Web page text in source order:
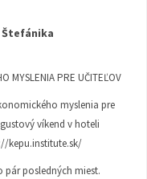
MYSLENIA PRE UČITEĽOV
myslenia pre
víkend v hoteli
kepu.institute.sk/
posledných miest.